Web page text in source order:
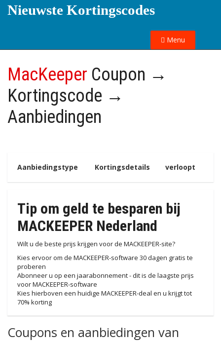
Nieuwste Kortingscodes
Menu
MacKeeper Coupon →
Kortingscode →
Aanbiedingen
Aanbiedingstype Kortingsdetails verloopt
Tip om geld te besparen bij
MACKEEPER Nederland
Wilt u de beste prijs krijgen voor de MACKEEPER-site?
Kies ervoor om de MACKEEPER-software 30 dagen gratis te
proberen
Abonneer u op een jaarabonnement - dit is de laagste prijs
voor MACKEEPER-software
Kies hierboven een huidige MACKEEPER-deal en u krijgt tot
70% korting
Coupons en aanbiedingen van